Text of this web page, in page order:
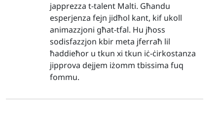
japprezza t-talent Malti. Għandu
esperjenza fejn jidħol kant, kif ukoll
animazzjoni għat-tfal. Hu jħoss
sodisfazzjon kbir meta jferraħ lil
ħaddieħor u tkun xi tkun iċ-ċirkostanza
jipprova dejjem iżomm tbissima fuq
fommu.